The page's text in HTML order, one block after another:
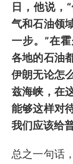
日，他说，
气和石油领
一步。”在
各地的石油
伊朗无论怎
兹海峡，在
能够这样对
我们应该给
总之一句话